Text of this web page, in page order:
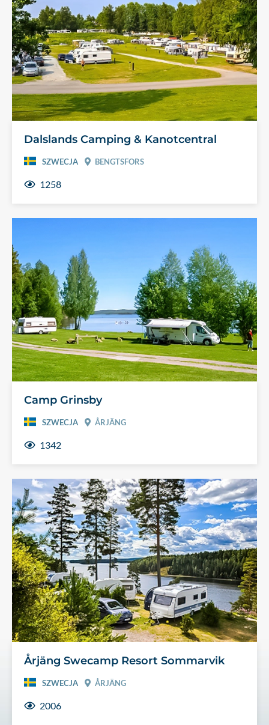
Dalslands Camping & Kanotcentral
SZWECJA BENGTSFORS
1258
Camp Grinsby
SZWECJA ÅRJÄNG
1342
Årjäng Swecamp Resort Sommarvik
SZWECJA ÅRJÄNG
2006